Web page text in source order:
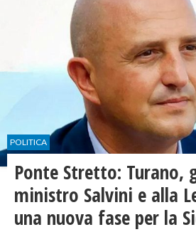
POLITICA
Ponte Stretto: Turano,
ministro Salvini e alla
una nuova fase per la